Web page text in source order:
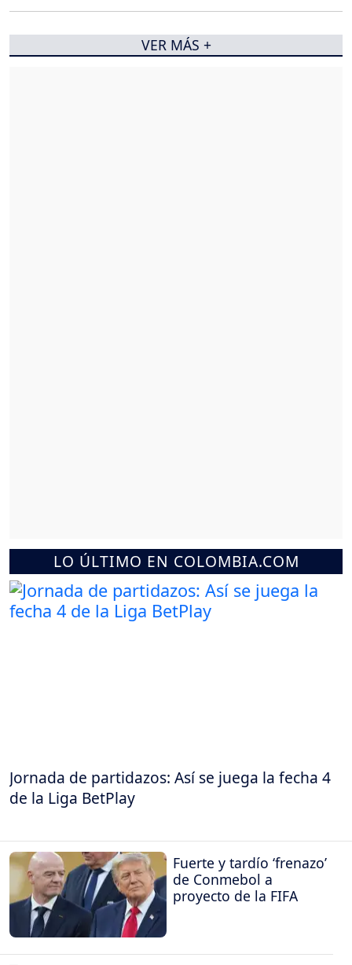
LO ÚLTIMO EN COLOMBIA.COM
Jornada de partidazos: Así se juega la fecha 4
de la Liga BetPlay
Fuerte y tardío ‘frenazo’
de Conmebol a
proyecto de la FIFA
VER MÁS +